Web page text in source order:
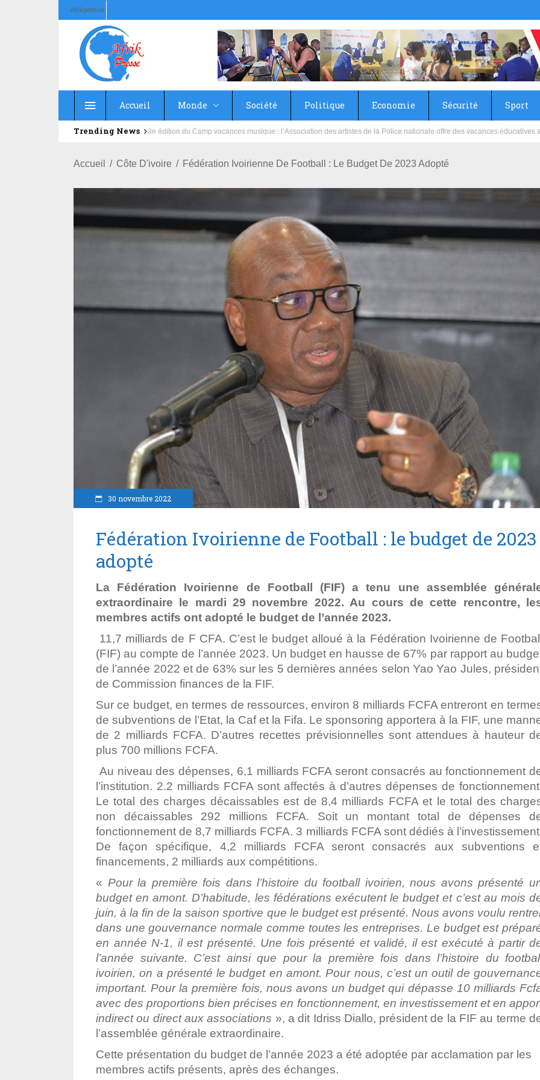
Afrikpresse
Accueil Monde Société Politique Economie Sécurité Sport
Trending News Education : la fédération de la Russie rénove les écoles primaire et collège du Camp Général Aboubacar Sangoulé
Accueil Côte D'ivoire Fédération Ivoirienne De Football : Le Budget De 2023 Adopté
30 novembre 2022
Fédération Ivoirienne de Football : le budget de 2023
adopté
La Fédération Ivoirienne de Football (FIF) a tenu une assemblée
extraordinaire le mardi 29 novembre 2022. Au cours de cette rencontre,
membres actifs ont adopté le budget de l’année 2023.
11,7 milliards de F CFA. C’est le budget alloué à la Fédération Ivoirienne de
(FIF) au compte de l’année 2023. Un budget en hausse de 67% par rapport au
de l’année 2022 et de 63% sur les 5 dernières années selon Yao Yao Jules,
de Commission finances de la FIF.
Sur ce budget, en termes de ressources, environ 8 milliards FCFA entreront en
de subventions de l’Etat, la Caf et la Fifa. Le sponsoring apportera à la FIF, une
de 2 milliards FCFA. D’autres recettes prévisionnelles sont attendues à hauteur
plus 700 millions FCFA.
Au niveau des dépenses, 6,1 milliards FCFA seront consacrés au fonctionnement
l’institution. 2.2 milliards FCFA sont affectés à d’autres dépenses de
Le total des charges décaissables est de 8,4 milliards FCFA et le total des
non décaissables 292 millions FCFA. Soit un montant total de dépenses
fonctionnement de 8,7 milliards FCFA. 3 milliards FCFA sont dédiés à
De façon spécifique, 4,2 milliards FCFA seront consacrés aux subventions
financements, 2 milliards aux compétitions.
« Pour la première fois dans l’histoire du football ivoirien, nous avons présenté
budget en amont. D’habitude, les fédérations exécutent le budget et c’est au mois
juin, à la fin de la saison sportive que le budget est présenté. Nous avons voulu
dans une gouvernance normale comme toutes les entreprises. Le budget est
en année N-1, il est présenté. Une fois présenté et validé, il est exécuté à partir
l’année suivante. C’est ainsi que pour la première fois dans l’histoire du
ivoirien, on a présenté le budget en amont. Pour nous, c’est un outil de
important. Pour la première fois, nous avons un budget qui dépasse 10 milliards
avec des proportions bien précises en fonctionnement, en investissement et en
indirect ou direct aux associations », a dit Idriss Diallo, président de la FIF au terme
l’assemblée générale extraordinaire.
Cette présentation du budget de l’année 2023 a été adoptée par acclamation par les
membres actifs présents, après des échanges.